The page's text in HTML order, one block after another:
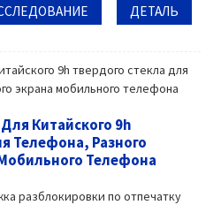
ДЕТАЛЬ
Китайского 9h
Телефона, Разного
Телефона
разблокировки по отпечатку